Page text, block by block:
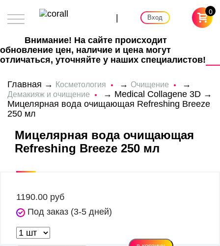
| Вход
0
Внимание! На сайте происходит
обновление цен, наличие и цена могут
отличаться, уточняйте у наших специалистов!
Главная → Косметология → Очищение →
Демакияж и очищение → Medical Collagene 3D→
Мицелярная вода очищающая Refreshing Breeze
250 мл
Мицелярная вода очищающая
Refreshing Breeze 250 мл
1190.00 руб
Под заказ (3-5 дней)